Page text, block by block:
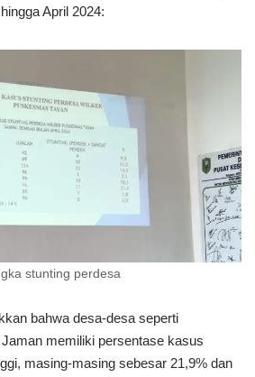
April 2024:
stunting perdesa
bahwa desa-desa seperti
memiliki persentase kasus
masing-masing sebesar 21,9% dan